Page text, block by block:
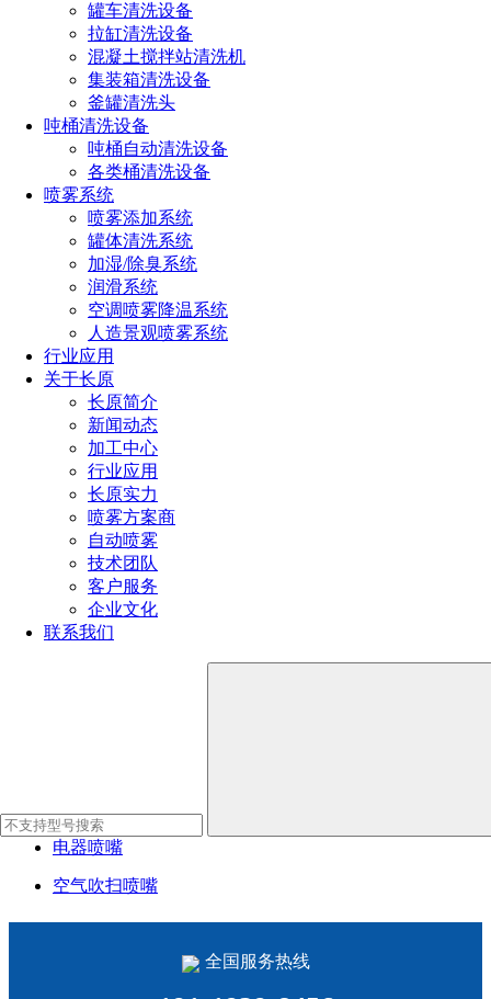
罐车清洗设备
拉缸清洗设备
混凝土搅拌站清洗机
集装箱清洗设备
釜罐清洗头
吨桶清洗设备
吨桶自动清洗设备
各类桶清洗设备
喷雾系统
喷雾添加系统
罐体清洗系统
加湿/除臭系统
润滑系统
空调喷雾降温系统
人造景观喷雾系统
行业应用
关于长原
长原简介
新闻动态
加工中心
行业应用
长原实力
喷雾方案商
自动喷雾
技术团队
客户服务
企业文化
联系我们
常见应用
网部长网高压摆动清洗、压榨部毛毯高压摆动清洗、盲孔辊清
洗、沟纹辊清洗
瓶罐清洗喷嘴
工业清洗喷嘴
脱硫脱硝喷嘴
电器喷嘴
空气吹扫喷嘴
全国服务热线